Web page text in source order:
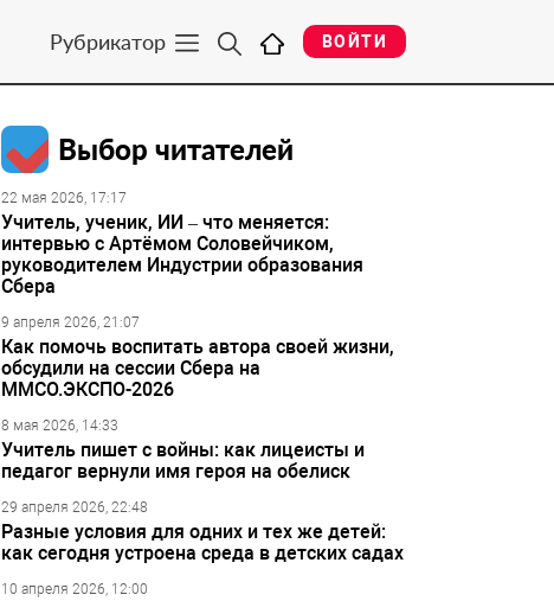
Рубрикатор ВОЙТИ
Выбор читателей
22 мая 2026, 17:17
Учитель, ученик, ИИ – что меняется:
интервью с Артёмом Соловейчиком,
руководителем Индустрии образования
Сбера
9 апреля 2026, 21:07
Как помочь воспитать автора своей жизни,
обсудили на сессии Сбера на
ММСО.ЭКСПО-2026
8 мая 2026, 14:33
Учитель пишет с войны: как лицеисты и
педагог вернули имя героя на обелиск
29 апреля 2026, 22:48
Разные условия для одних и тех же детей:
как сегодня устроена среда в детских садах
10 апреля 2026, 12:00